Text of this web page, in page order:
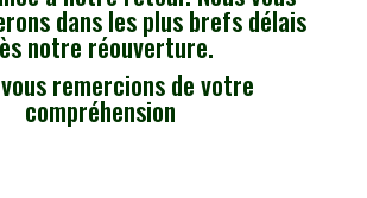
dans les plus brefs délais
notre réouverture.
remercions de votre
compréhension